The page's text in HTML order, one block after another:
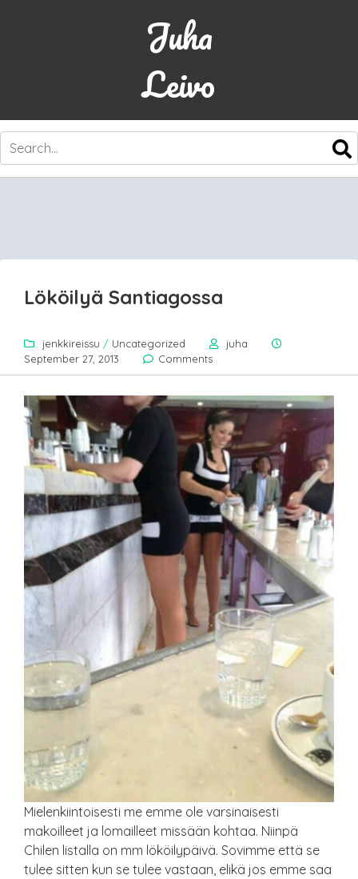
Juha
Leivo
SKIP
CONTENT
Lököilyä Santiagossa
jenkkireissu / Uncategorized
juha
September 27, 2013
Comments
Mielenkiintoisesti me emme ole varsinaisesti
makoilleet ja lomailleet missään kohtaa. Niinpä
Chilen listalla on mm lököilypäivä. Sovimme että se
tulee sitten kun se tulee vastaan, elikä jos emme saa